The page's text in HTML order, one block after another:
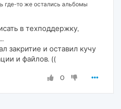
где-то же остались альбомы
в техподдержку,
закритие и оставил кучу
и файлов. ((
0